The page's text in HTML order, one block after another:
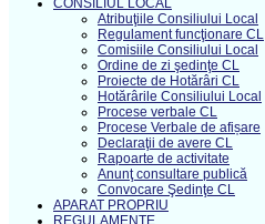
CONSILIUL LOCAL
Atribuţiile Consiliului Local
Regulament funcţionare CL
Comisiile Consiliului Local
Ordine de zi şedinţe CL
Proiecte de Hotărâri CL
Hotărârile Consiliului Local
Procese verbale CL
Procese Verbale de afișare
Declaraţii de avere CL
Rapoarte de activitate
Anunţ consultare publică
Convocare Şedinţe CL
APARAT PROPRIU
REGULAMENTE